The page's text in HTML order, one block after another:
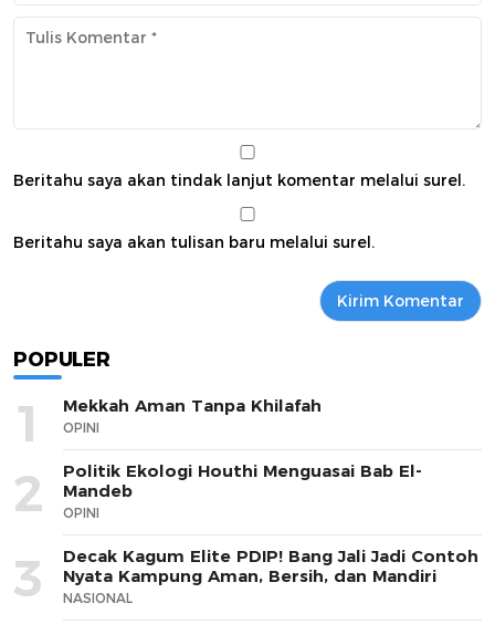
Beritahu saya akan tindak lanjut komentar melalui surel.
Beritahu saya akan tulisan baru melalui surel.
POPULER
1 Mekkah Aman Tanpa Khilafah
OPINI
2
Politik Ekologi Houthi Menguasai Bab El-
Mandeb
OPINI
3
Decak Kagum Elite PDIP! Bang Jali Jadi Contoh
Nyata Kampung Aman, Bersih, dan Mandiri
NASIONAL